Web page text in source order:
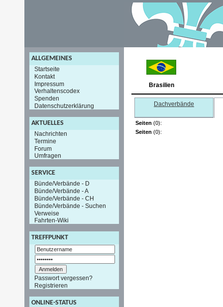
ALLGEMEINES
Startseite
Kontakt
Impressum
Verhaltenscodex
Spenden
Datenschutzerklärung
AKTUELLES
Nachrichten
Termine
Forum
Umfragen
SERVICE
Bünde/Verbände - D
Bünde/Verbände - A
Bünde/Verbände - CH
Bünde/Verbände - Suchen
Verweise
Fahrten-Wiki
TREFFPUNKT
Passwort vergessen?
Registrieren
ONLINE-STATUS
Brasilien
Dachverbände
Seiten (0):
Seiten (0):